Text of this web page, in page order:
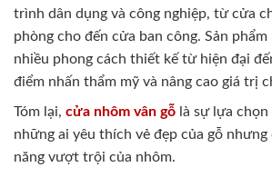
trình dân dụng và công nghiệp, từ cửa
phòng cho đến cửa ban công. Sản
nhiều phong cách thiết kế từ hiện đại
điểm nhấn thẩm mỹ và nâng cao giá trị
Tóm lại, cửa nhôm vân gỗ là sự lựa
những ai yêu thích vẻ đẹp của gỗ
năng vượt trội của nhôm.